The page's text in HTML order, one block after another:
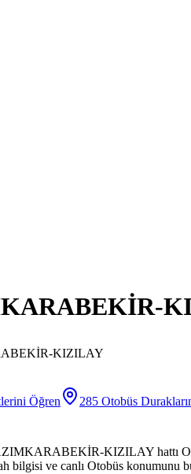
KIZILAY
Öğren 285 Otobüs
KIZILAY
bilgisi ve canlı Otobüs konumunu